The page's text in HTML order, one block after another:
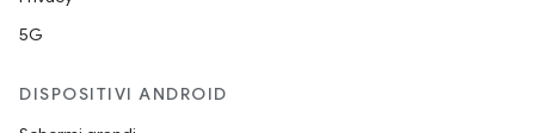
5G
DISPOSITIVI ANDROID